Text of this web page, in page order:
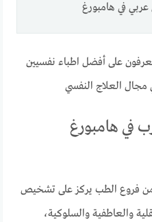
في هامبورغ
على أفضل اطباء نفسيين
مجال العلاج النفسي
في هامبورغ
فروع الطب يركز على تشخيص
والعاطفية والسلوكية،